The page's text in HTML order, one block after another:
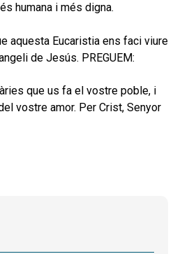
humana i més digna.
aquesta Eucaristia ens faci viure
de Jesús. PREGUEM:
que us fa el vostre poble, i
vostre amor. Per Crist, Senyor